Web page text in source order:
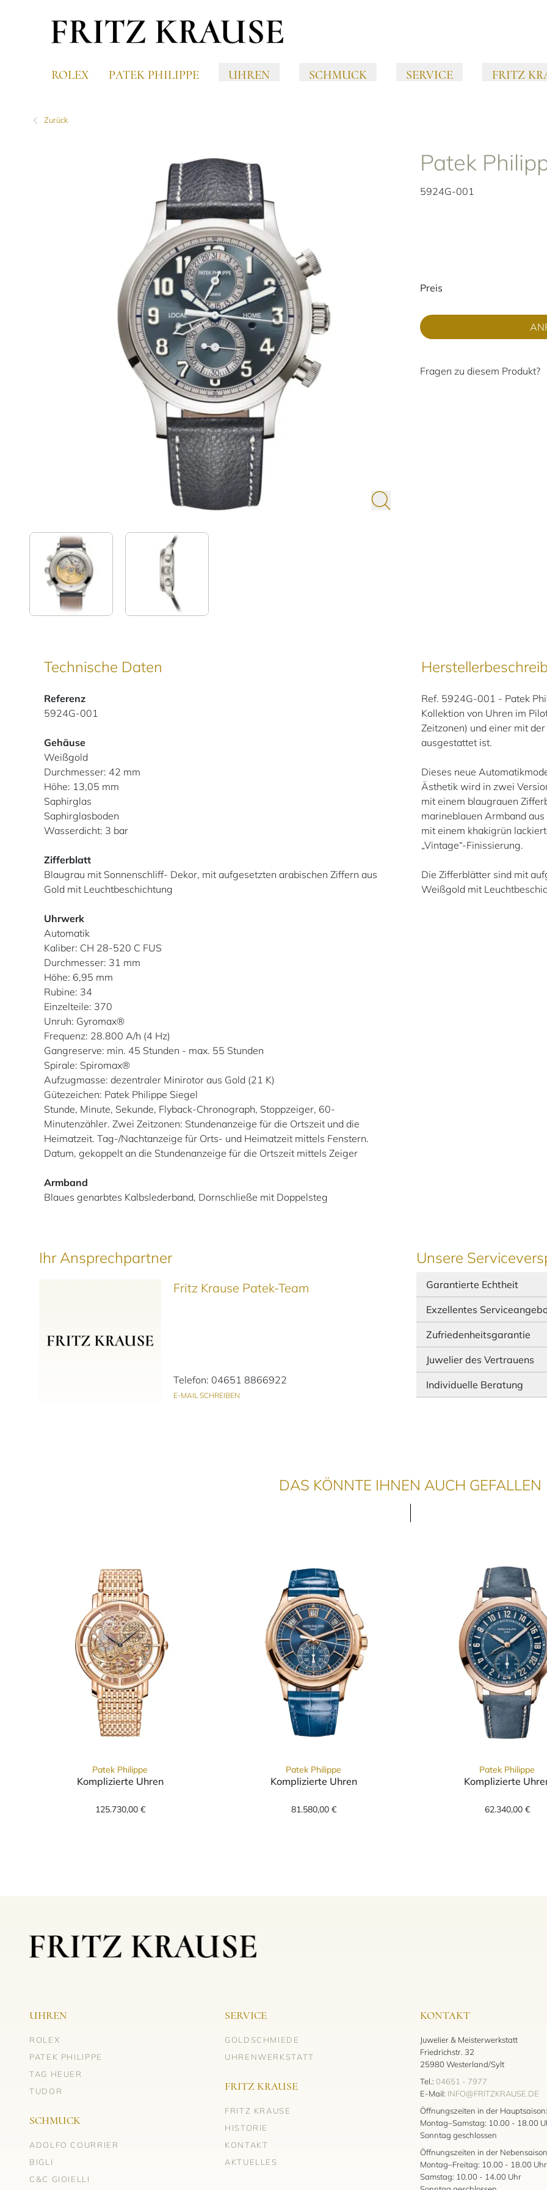
ROLEX PATEK PHILIPPE UHREN SCHMUCK SERVICE FRITZ
Zurück
Patek
5924G-001
Preis
Fragen zu diesem Produkt?
Technische Daten
Referenz
5924G-001
Gehäuse
Weißgold
Durchmesser: 42 mm
Höhe: 13,05 mm
Saphirglas
Saphirglasboden
Wasserdicht: 3 bar
Zifferblatt
Blaugrau mit Sonnenschliff- Dekor, mit aufgesetzten arabischen Ziffern aus
Gold mit Leuchtbeschichtung
Uhrwerk
Automatik
Kaliber: CH 28-520 C FUS
Durchmesser: 31 mm
Höhe: 6,95 mm
Rubine: 34
Einzelteile: 370
Unruh: Gyromax®
Frequenz: 28.800 A/h (4 Hz)
Gangreserve: min. 45 Stunden - max. 55 Stunden
Spirale: Spiromax®
Aufzugmasse: dezentraler Minirotor aus Gold (21 K)
Gütezeichen: Patek Philippe Siegel
Stunde, Minute, Sekunde, Flyback-Chronograph, Stoppzeiger, 60-
Minutenzähler. Zwei Zeitzonen: Stundenanzeige für die Ortszeit und die
Heimatzeit. Tag-/Nachtanzeige für Orts- und Heimatzeit mittels Fenstern.
Datum, gekoppelt an die Stundenanzeige für die Ortszeit mittels Zeiger
Armband
Blaues genarbtes Kalbslederband, Dornschließe mit Doppelsteg
Ref. 5924G-001 - Patek
Kollektion von Uhren im
Zeitzonen) und einer mit
ausgestattet ist.
Dieses neue
Ästhetik wird in zwei
mit einem blaugrauen
marineblauen Armband
mit einem khakigrün
„Vintage“-Finissierung.
Die Zifferblätter sind mit
Weißgold mit
Ihr Ansprechpartner
Fritz Krause Patek-Team
Telefon: 04651 8866922
E-MAIL SCHREIBEN
Unsere
Garantierte Echtheit
Exzellentes
Zufriedenheitsgarantie
Juwelier des Vertrauens
Individuelle Beratung
DAS KÖNNTE IHNEN AUCH GEFALLEN
Patek Philippe
Komplizierte Uhren
125.730,00 €
Patek Philippe
Komplizierte Uhren
81.580,00 €
Patek Philippe
Komplizierte
62.340,00 €
UHREN
ROLEX
PATEK PHILIPPE
TAG HEUER
TUDOR
SCHMUCK
ADOLFO COURRIER
BIGLI
C&C GIOIELLI
SERVICE
GOLDSCHMIEDE
UHRENWERKSTATT
FRITZ KRAUSE
FRITZ KRAUSE
HISTORIE
KONTAKT
AKTUELLES
KONTAKT
Juwelier & Meisterwerkstatt
Friedrichstr. 32
25980 Westerland/Sylt
Tel.: 04651 - 7977
E-Mail: INFO@FRITZKRAUSE.DE
Öffnungszeiten in der Hauptsaison:
Montag–Samstag: 10.00 - 18.00
Sonntag geschlossen
Öffnungszeiten in der
Montag–Freitag: 10.00 - 18.00 Uhr
Samstag: 10.00 - 14.00 Uhr